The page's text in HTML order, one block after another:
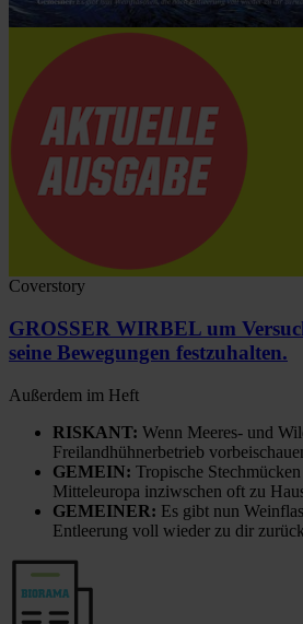
Coverstory
GROSSER WIRBEL um
seine Bewegungen festzuhalten.
Außerdem im Heft
RISKANT: Wenn Meeres- und
Freilandhühnerbetrieb
GEMEIN: Tropische
Mitteleuropa inziwschen oft zu
GEMEINER: Es gibt nun
Entleerung voll wieder zu dir